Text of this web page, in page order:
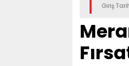
Giriş